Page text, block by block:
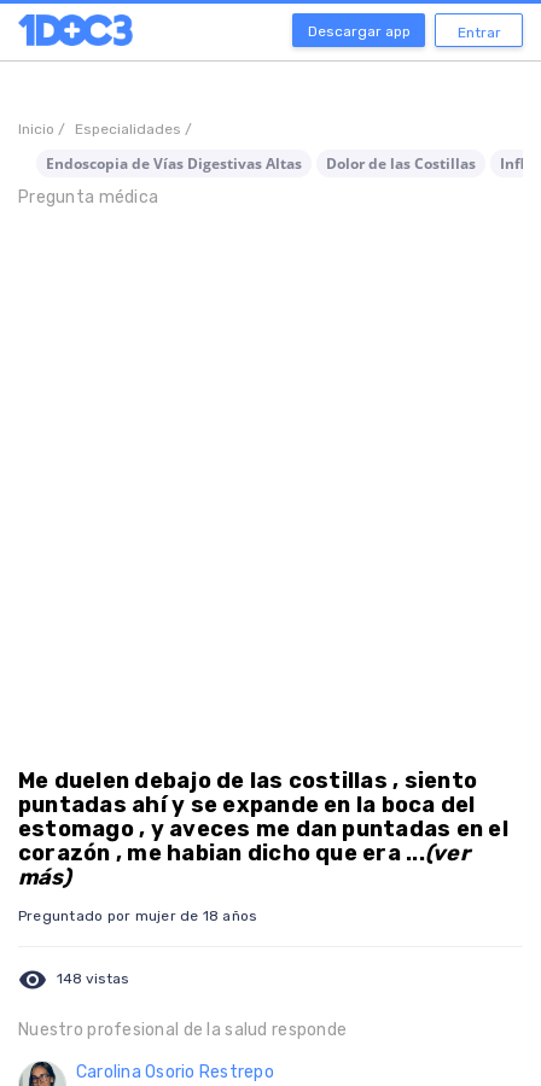
Descargar app Entrar
Inicio / Especialidades /
Endoscopia de Vías Digestivas Altas Dolor de las Costillas
Pregunta médica
Me duelen debajo de las costillas , siento
puntadas ahí y se expande en la boca del
estomago , y aveces me dan puntadas en el
corazón , me habian dicho que era ...(ver
más)
Preguntado por mujer de 18 años
visibility 148 vistas
Nuestro profesional de la salud responde
Carolina Osorio Restrepo